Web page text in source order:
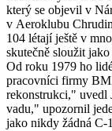
který se objevil v
v Aeroklubu
104 létají ještě v
skutečně sloužit
Od roku 1979 ho
pracovníci firmy
rekonstrukci,
uvedl
vadu,
upozornil
jako nikdy žádná C-